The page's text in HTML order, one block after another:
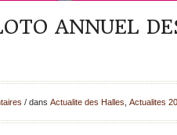
ANNUEL
/ dans Actualite des Halles Actualites